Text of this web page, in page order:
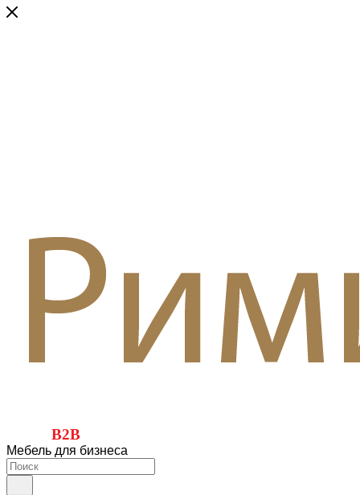
B2B
Мебель для бизнеса